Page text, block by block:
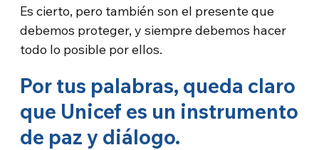
Es cierto, pero también son el presente que
debemos proteger, y siempre debemos hacer
todo lo posible por ellos.
Por tus palabras, queda claro
que Unicef es un instrumento
de paz y diálogo.